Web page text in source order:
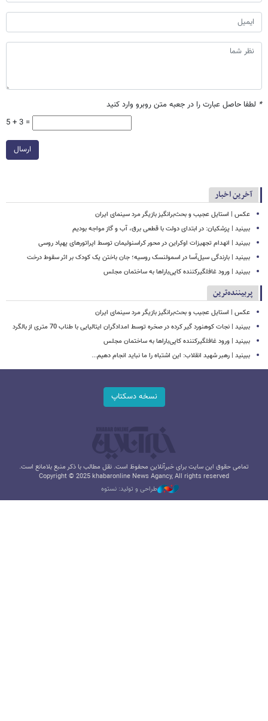
* لطفا حاصل عبارت را در جعبه متن روبرو وارد کنید
5 + 3 =
ارسال
آخرین اخبار
عکس | استایل عجیب و بحث‌برانگیز بازیگر مرد سینمای ایران
ببینید | پزشکیان: در ابتدای دولت با قطعی برق، آب و گاز مواجه بودیم
ببینید | انهدام تجهیزات اوکراین در محور کراسنولیمان توسط اپراتورهای پهپاد روسی
ببینید | بارندگی سیل‌آسا در اسمولنسک روسیه؛ جان باختن یک کودک بر اثر سقوط درخت
ببینید | ورود غافلگیرکننده کاپی‌باراها به ساختمان مجلس
پربیننده‌ترین
عکس | استایل عجیب و بحث‌برانگیز بازیگر مرد سینمای ایران
ببینید | نجات کوهنورد گیر کرده در صخره توسط امدادگران ایتالیایی با طناب 70 متری از بالگرد
ببینید | ورود غافلگیرکننده کاپی‌باراها به ساختمان مجلس
ببینید | رهبر شهید انقلاب: این اشتباه را ما نباید انجام دهیم...
نسخه دسکتاپ
تمامی حقوق این سایت برای خبرآنلاین محفوظ است. نقل مطالب با ذکر منبع بلامانع است.
Copyright © 2025 khabaronline News Agancy, All rights reserved
طراحی و تولید: نستوه